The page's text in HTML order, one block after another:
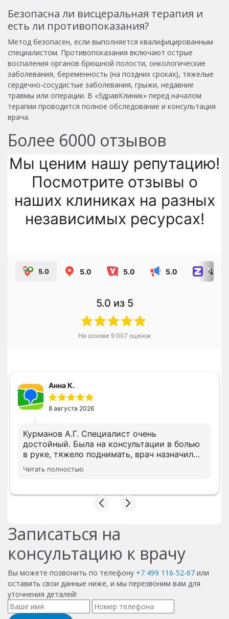
Безопасна ли висцеральная терапия и
есть ли противопоказания?
Метод безопасен, если выполняется квалифицированным
специалистом. Противопоказания включают острые
воспаления органов брюшной полости, онкологические
заболевания, беременность (на поздних сроках), тяжелые
сердечно-сосудистые заболевания, грыжи, недавние
травмы или операции. В «ЗдравКлиник» перед началом
терапии проводится полное обследование и консультация
врача.
Более 6000 отзывов
Мы ценим нашу репутацию!
Посмотрите отзывы о
наших клиниках на разных
независимых ресурсах!
5.0 5.0 5.0 5.0 4.8
5.0 из 5
На основе 9 007 оценок
Анна К.
8 августа 2026
Курманов А.Г. Специалист очень
достойный. Была на консультации в болью
в руке, тяжело поднимать, врач назначил
все необходимое лечение сразу, просил
дождать анализы несколько показателей,
лечение с учетом показателей. В клинике с
вниманием относятся, следят за записью.
Читать полностью
Записаться на
консультацию к врачу
Вы можете позвонить по телефону +7 499 116-52-67 или
оставить свои данные ниже, и мы перезвоним вам для
уточнения деталей!